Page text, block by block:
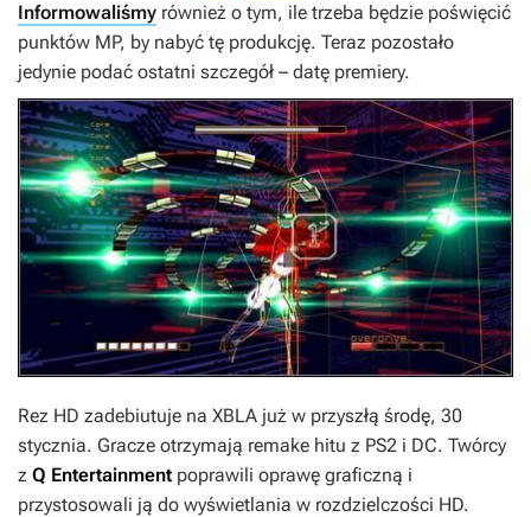
Informowaliśmy również o tym, ile trzeba będzie poświęcić
punktów MP, by nabyć tę produkcję. Teraz pozostało
jedynie podać ostatni szczegół – datę premiery.
Rez HD zadebiutuje na XBLA już w przyszłą środę, 30
stycznia. Gracze otrzymają remake hitu z PS2 i DC. Twórcy
z Q Entertainment poprawili oprawę graficzną i
przystosowali ją do wyświetlania w rozdzielczości HD.